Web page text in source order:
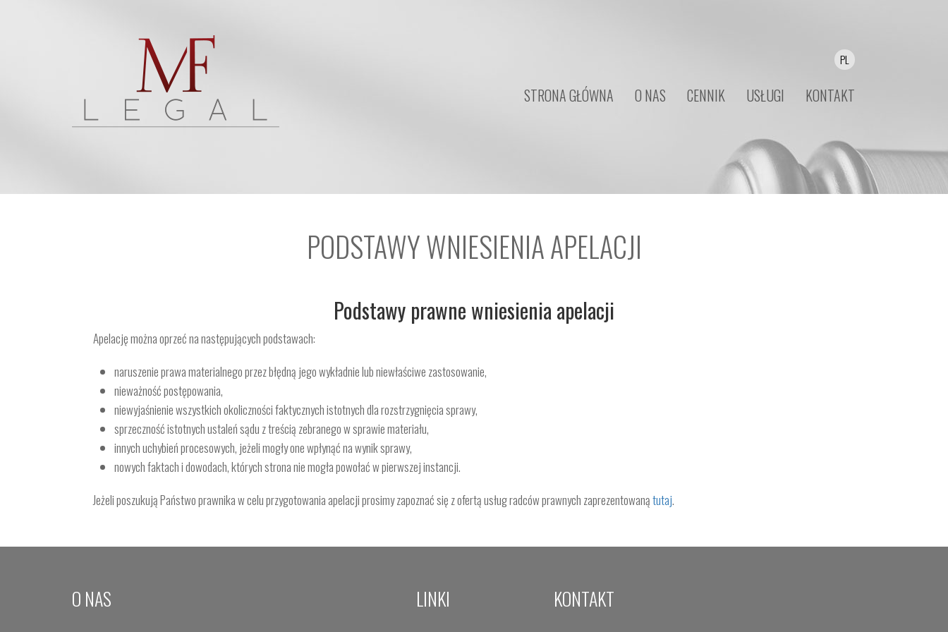
PL
STRONA GŁÓWNA O NAS CENNIK USŁUGI KONTAKT
PODSTAWY WNIESIENIA APELACJI
Podstawy prawne wniesienia apelacji
Apelację można oprzeć na następujących podstawach:
naruszenie prawa materialnego przez błędną jego wykładnie lub niewłaściwe zastosowanie,
nieważność postępowania,
niewyjaśnienie wszystkich okoliczności faktycznych istotnych dla rozstrzygnięcia sprawy,
sprzeczność istotnych ustaleń sądu z treścią zebranego w sprawie materiału,
innych uchybień procesowych, jeżeli mogły one wpłynąć na wynik sprawy,
nowych faktach i dowodach, których strona nie mogła powołać w pierwszej instancji.
Jeżeli poszukują Państwo prawnika w celu przygotowania apelacji prosimy zapoznać się z ofertą usług radców prawnych zaprezentowanątutaj.
O NAS LINKI KONTAKT